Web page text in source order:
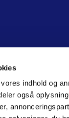
indhold og
også